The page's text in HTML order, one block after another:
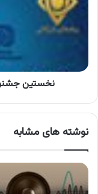
فیلم
عکس
نخستین
نوشته های مشابه